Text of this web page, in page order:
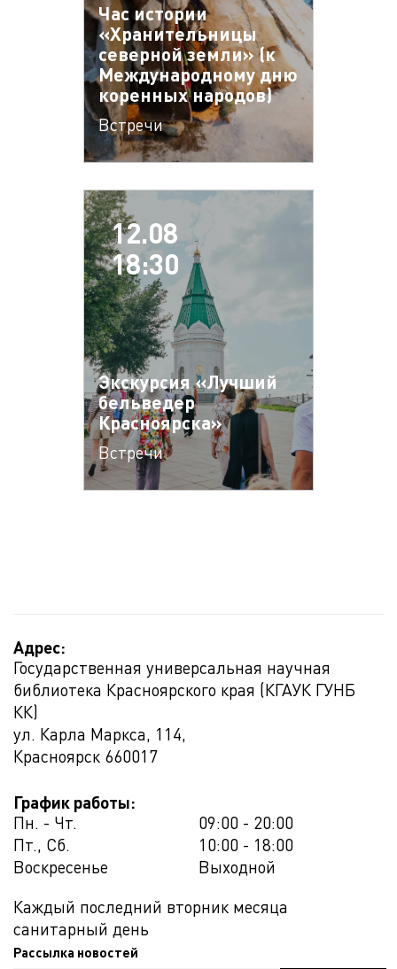
Час истории
«Хранительницы
северной земли» (к
Международному дню
коренных народов)
Встречи
12.08
18:30
Экскурсия «Лучший
бельведер
Красноярска»
Встречи
Адрес:
Государственная универсальная научная
библиотека Красноярского края (КГАУК ГУНБ
КК)
ул. Карла Маркса, 114,
Красноярск 660017
График работы:
Пн. - Чт.
09:00 - 20:00
Пт., Сб.
10:00 - 18:00
Воскресенье
Выходной
Каждый последний вторник месяца
санитарный день
Рассылка новостей